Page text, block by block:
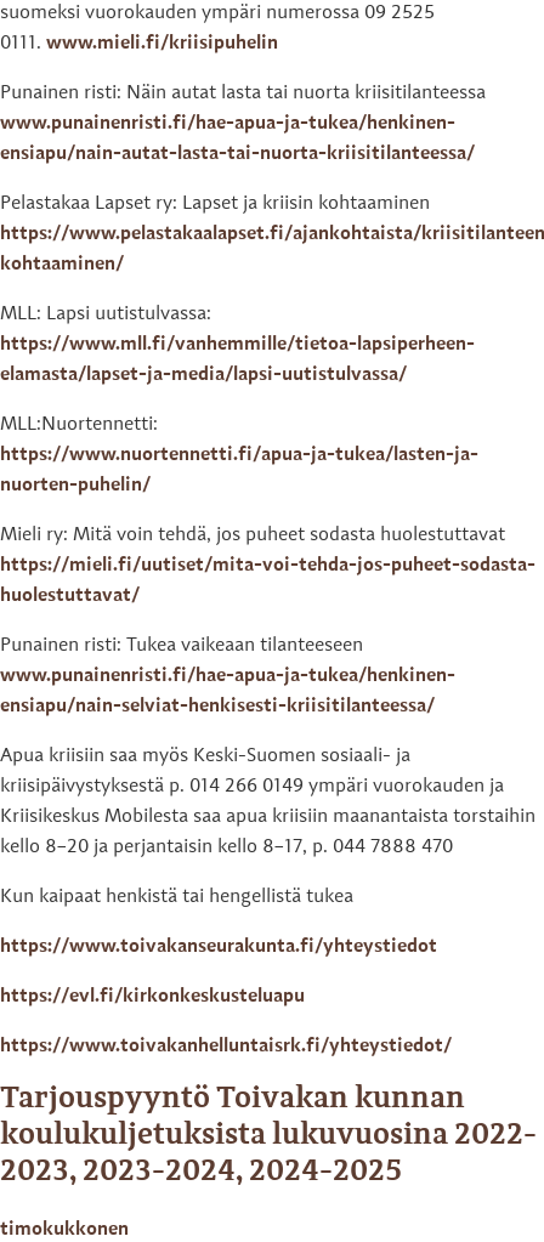
suomeksi vuorokauden ympäri numerossa 09 2525
0111. www.mieli.fi/kriisipuhelin
Punainen risti: Näin autat lasta tai nuorta kriisitilanteessa
www.punainenristi.fi/hae-apua-ja-tukea/henkinen-
ensiapu/nain-autat-lasta-tai-nuorta-kriisitilanteessa/
Pelastakaa Lapset ry: Lapset ja kriisin kohtaaminen
https://www.pelastakaalapset.fi/ajankohtaista/
kohtaaminen/
MLL: Lapsi uutistulvassa:
https://www.mll.fi/vanhemmille/tietoa-lapsiperheen-
elamasta/lapset-ja-media/lapsi-uutistulvassa/
MLL:Nuortennetti:
https://www.nuortennetti.fi/apua-ja-tukea/lasten-ja-
nuorten-puhelin/
Mieli ry: Mitä voin tehdä, jos puheet sodasta huolestuttavat
https://mieli.fi/uutiset/mita-voi-tehda-jos-puheet-sodasta-
huolestuttavat/
Punainen risti: Tukea vaikeaan tilanteeseen
www.punainenristi.fi/hae-apua-ja-tukea/henkinen-
ensiapu/nain-selviat-henkisesti-kriisitilanteessa/
Apua kriisiin saa myös Keski-Suomen sosiaali- ja
kriisipäivystyksestä p. 014 266 0149 ympäri vuorokauden ja
Kriisikeskus Mobilesta saa apua kriisiin maanantaista torstaihin
kello 8–20 ja perjantaisin kello 8–17, p. 044 7888 470
Kun kaipaat henkistä tai hengellistä tukea
https://www.toivakanseurakunta.fi/yhteystiedot
https://evl.fi/kirkonkeskusteluapu
https://www.toivakanhelluntaisrk.fi/yhteystiedot/
Tarjouspyyntö Toivakan kunnan
koulukuljetuksista lukuvuosina 2022-
2023, 2023-2024, 2024-2025
timokukkonen